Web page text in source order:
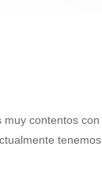
muy contentos con
tenemos